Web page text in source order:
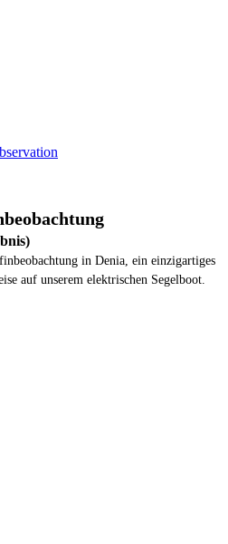
in Denia, ein einzigartiges
auf unserem elektrischen Segelboot.